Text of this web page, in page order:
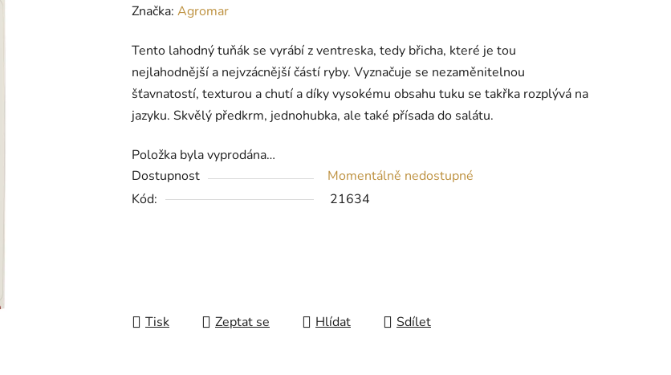
hodnocení
je
0,0
z
5
Značka: Agromar
Tento lahodný tuňák se vyrábí z ventreska, tedy břicha, které je tou
nejlahodnější a nejvzácnější částí ryby. Vyznačuje se nezaměnitelnou
šťavnatostí, texturou a chutí a díky vysokému obsahu tuku se takřka rozplývá na
jazyku. Skvělý předkrm, jednohubka, ale také přísada do salátu.
Položka byla vyprodána…
Dostupnost
Momentálně nedostupné
Kód:
21634
Tisk Zeptat se Hlídat Sdílet